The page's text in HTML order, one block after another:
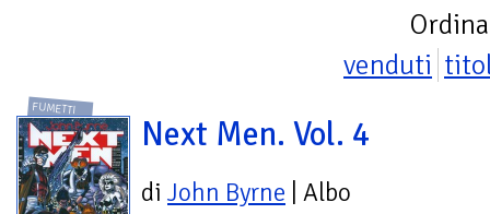
venduti
FUMETTI
Next Men. Vol. 4
di John Byrne | Albo